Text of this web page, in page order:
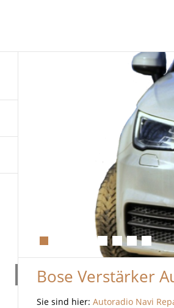
Bose Verstärker
Sie sind hier: Autoradio Navi